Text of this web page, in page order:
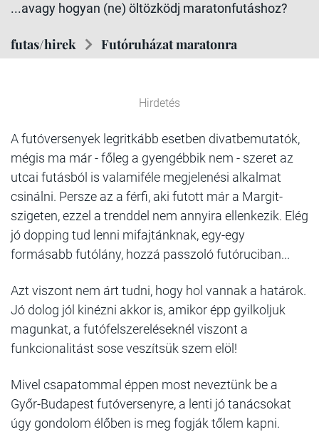
...avagy hogyan (ne) öltözködj maratonfutáshoz?
futas/hirek Futóruházat maratonra
Hirdetés
A futóversenyek legritkább esetben divatbemutatók,
mégis ma már - főleg a gyengébbik nem - szeret az
utcai futásból is valamiféle megjelenési alkalmat
csinálni. Persze az a férfi, aki futott már a Margit-
szigeten, ezzel a trenddel nem annyira ellenkezik. Elég
jó dopping tud lenni mifajtánknak, egy-egy
formásabb futólány, hozzá passzoló futóruciban...
Azt viszont nem árt tudni, hogy hol vannak a határok.
Jó dolog jól kinézni akkor is, amikor épp gyilkoljuk
magunkat, a futófelszereléseknél viszont a
funkcionalitást sose veszítsük szem elöl!
Mivel csapatommal éppen most neveztünk be a
Győr-Budapest futóversenyre, a lenti jó tanácsokat
úgy gondolom élőben is meg fogják tőlem kapni.